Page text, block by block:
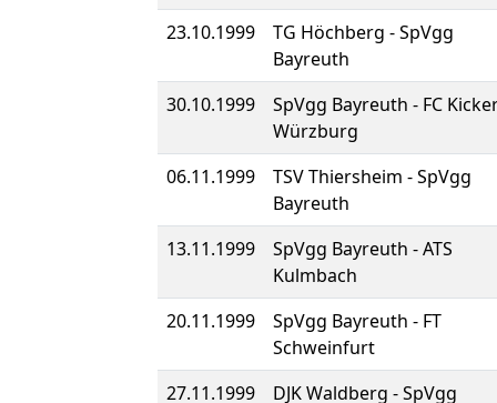
23.10.1999
TG Höchberg - SpVgg
Bayreuth
30.10.1999
SpVgg Bayreuth - FC
Würzburg
06.11.1999
TSV Thiersheim - SpVgg
Bayreuth
13.11.1999
SpVgg Bayreuth - ATS
Kulmbach
20.11.1999
SpVgg Bayreuth - FT
Schweinfurt
27.11.1999
DJK Waldberg - SpVgg